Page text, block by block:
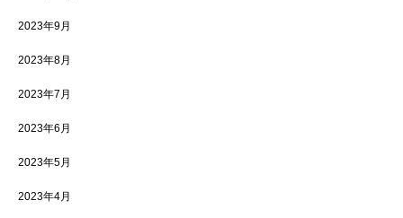
2023年9月
2023年8月
2023年7月
2023年6月
2023年5月
2023年4月